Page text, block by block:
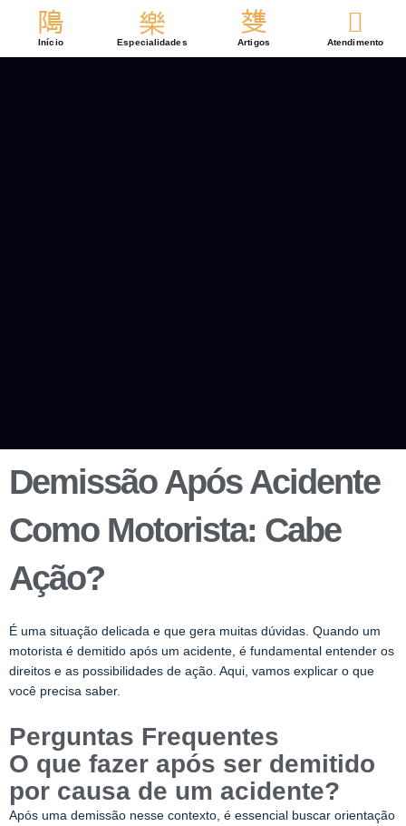
Início Especialidades Artigos Atendimento
Demissão Após Acidente
Como Motorista: Cabe
Ação?
É uma situação delicada e que gera muitas dúvidas. Quando um
motorista é demitido após um acidente, é fundamental entender os
direitos e as possibilidades de ação. Aqui, vamos explicar o que
você precisa saber.
Perguntas Frequentes
O que fazer após ser demitido
por causa de um acidente?
Após uma demissão nesse contexto, é essencial buscar orientação